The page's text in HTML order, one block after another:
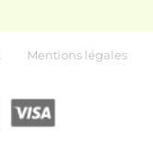
Mentions légales